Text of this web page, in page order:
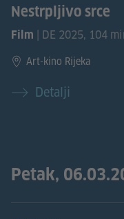
Nestrpljivo srce
Film | DE 2025, 104
Art-kino Rijeka
Detalji
Petak,